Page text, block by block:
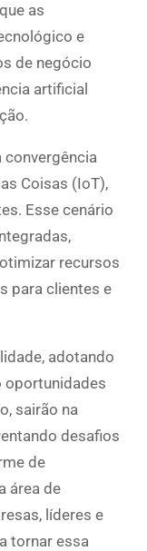
as
e
de negócio
artificial
convergência
Coisas (IoT),
Esse cenário
recursos
para clientes e
adotando
oportunidades
sairão na
desafios
de
área de
líderes e
tornar essa